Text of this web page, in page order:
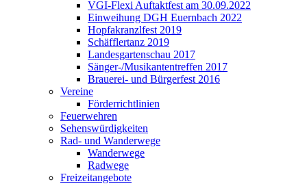
VGI-Flexi Auftaktfest am 30.09.2022
Einweihung DGH Euernbach 2022
Hopfakranzlfest 2019
Schäfflertanz 2019
Landesgartenschau 2017
Sänger-/Musikantentreffen 2017
Brauerei- und Bürgerfest 2016
Vereine
Förderrichtlinien
Feuerwehren
Sehenswürdigkeiten
Rad- und Wanderwege
Wanderwege
Radwege
Freizeitangebote